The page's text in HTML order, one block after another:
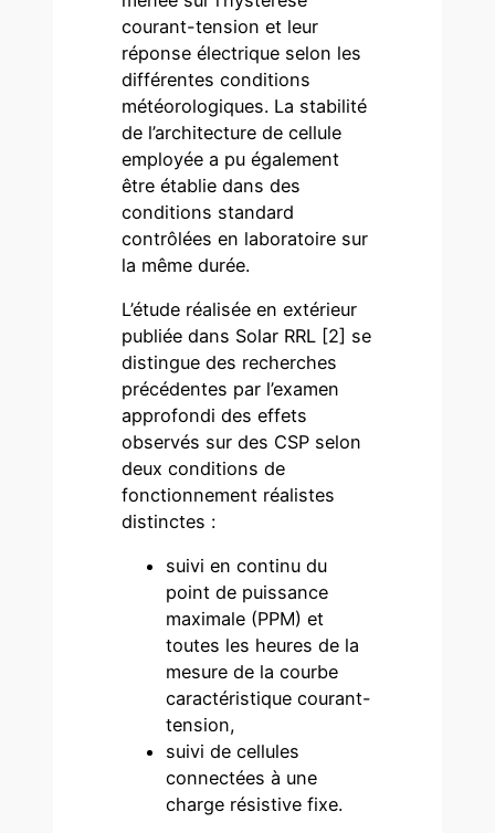
courant-tension et leur
réponse électrique selon les
différentes conditions
météorologiques. La stabilité
de l’architecture de cellule
employée a pu également
être établie dans des
conditions standard
contrôlées en laboratoire sur
la même durée.
L’étude réalisée en extérieur
publiée dans Solar RRL [2] se
distingue des recherches
précédentes par l’examen
approfondi des effets
observés sur des CSP selon
deux conditions de
fonctionnement réalistes
distinctes :
suivi en continu du
point de puissance
maximale (PPM) et
toutes les heures de la
mesure de la courbe
caractéristique courant-
tension,
suivi de cellules
connectées à une
charge résistive fixe.